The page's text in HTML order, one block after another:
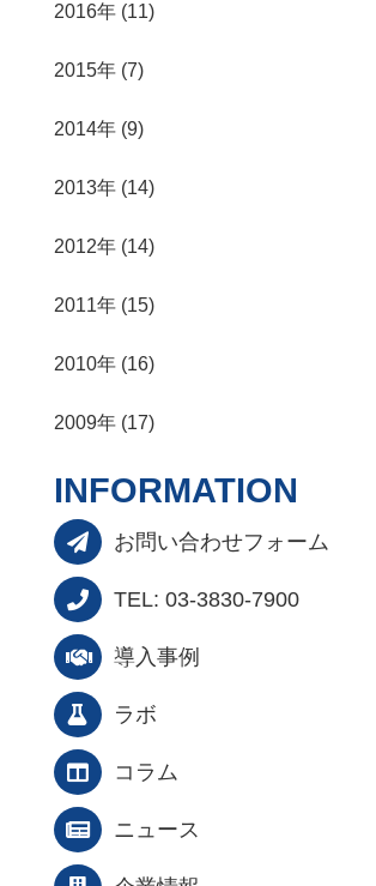
2016年 (11)
2015年 (7)
2014年 (9)
2013年 (14)
2012年 (14)
2011年 (15)
2010年 (16)
2009年 (17)
INFORMATION
お問い合わせフォーム
TEL: 03-3830-7900
導入事例
ラボ
コラム
ニュース